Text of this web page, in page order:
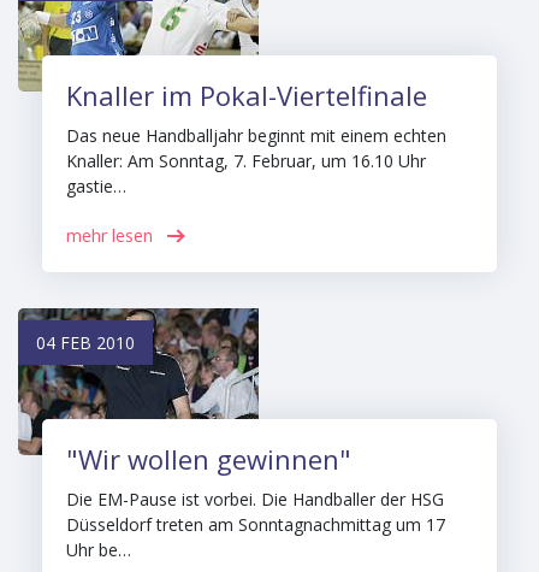
Knaller im Pokal-Viertelfinale
Das neue Handballjahr beginnt mit einem echten
Knaller: Am Sonntag, 7. Februar, um 16.10 Uhr
gastie…
mehr lesen
04 FEB 2010
"Wir wollen gewinnen"
Die EM-Pause ist vorbei. Die Handballer der HSG
Düsseldorf treten am Sonntagnachmittag um 17
Uhr be…